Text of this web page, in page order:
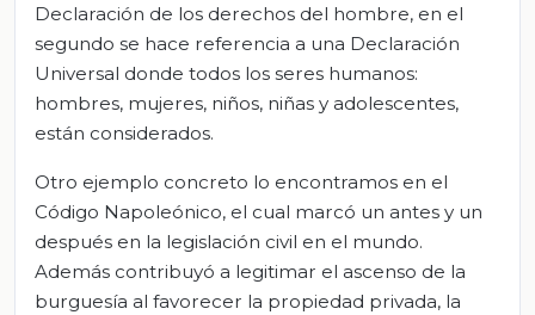
Declaración de los derechos del hombre, en el
segundo se hace referencia a una Declaración
Universal donde todos los seres humanos:
hombres, mujeres, niños, niñas y adolescentes,
están considerados.
Otro ejemplo concreto lo encontramos en el
Código Napoleónico, el cual marcó un antes y un
después en la legislación civil en el mundo.
Además contribuyó a legitimar el ascenso de la
burguesía al favorecer la propiedad privada, la